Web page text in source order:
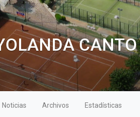
Noticias Archivos Estadísticas